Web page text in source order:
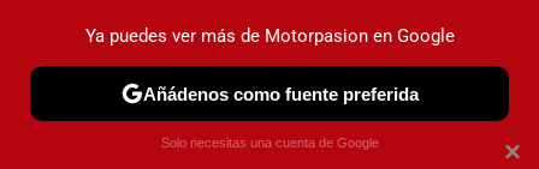
PRUEBAS COCHES ELÉCTRICOS OBSERVATORIO
×
Ya puedes ver más de Motorpasion en Google
Añádenos como fuente preferida
Solo necesitas una cuenta de Google